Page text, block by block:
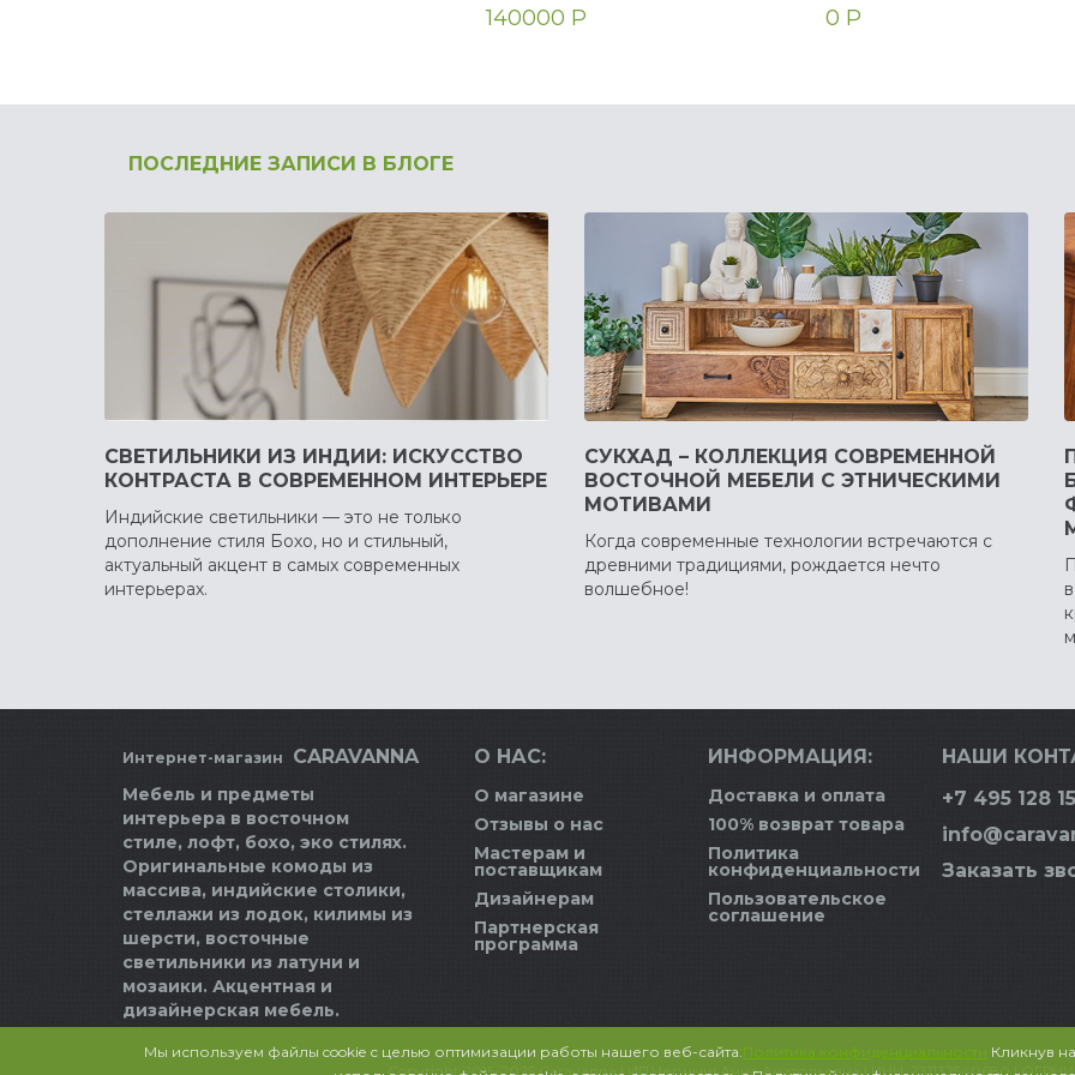
140000 Р 0 Р
ПОСЛЕДНИЕ ЗАПИСИ В БЛОГЕ
СВЕТИЛЬНИКИ ИЗ ИНДИИ: ИСКУССТВО
КОНТРАСТА В СОВРЕМЕННОМ ИНТЕРЬЕРЕ
Индийские светильники — это не только
дополнение стиля Бохо, но и стильный,
актуальный акцент в самых современных
интерьерах.
СУКХАД – КОЛЛЕКЦИЯ СОВРЕМЕННОЙ
ВОСТОЧНОЙ МЕБЕЛИ С ЭТНИЧЕСКИМИ
МОТИВАМИ
Когда современные технологии встречаются с
древними традициями, рождается нечто
волшебное!
Интернет-магазин CARAVANNA
Мебель и предметы
интерьера в восточном
стиле, лофт, бохо, эко стилях.
Оригинальные комоды из
массива, индийские столики,
стеллажи из лодок, килимы из
шерсти, восточные
светильники из латуни и
мозаики. Акцентная и
дизайнерская мебель.
О НАС:
О магазине
Отзывы о нас
Мастерам и
поставщикам
Дизайнерам
Партнерская
программа
ИНФОРМАЦИЯ:
Доставка и оплата
100% возврат товара
Политика
конфиденциальности
Пользовательское
соглашение
НАШИ
+7 495 128
Заказать
Copyright 2015-2025 Caravanna | ИП Черныш Анна Анатольевна | ИНН: 231132540680 |
Мы используем файлы cookie с целью оптимизации работы нашего веб-сайта.Политика конфиденциальности Кликнув